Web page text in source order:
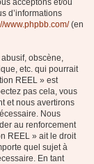
acceptons et/ou
d’informations
www.phpbb.com/(en
obscène,
etc. qui pourrait
REEL » est
pas cela, vous
et nous avertirons
Nous
au renforcement
REEL » ait le droit
quel sujet à
En tant